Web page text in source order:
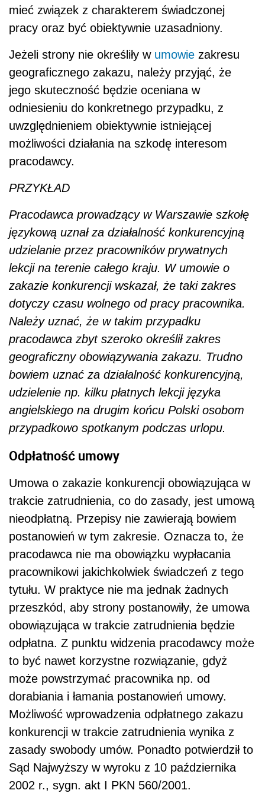
mieć związek z charakterem świadczonej
pracy oraz być obiektywnie uzasadniony.
Jeżeli strony nie określiły w umowie zakresu
geograficznego zakazu, należy przyjąć, że
jego skuteczność będzie oceniana w
odniesieniu do konkretnego przypadku, z
uwzględnieniem obiektywnie istniejącej
możliwości działania na szkodę interesom
pracodawcy.
PRZYKŁAD
Pracodawca prowadzący w Warszawie szkołę
językową uznał za działalność konkurencyjną
udzielanie przez pracowników prywatnych
lekcji na terenie całego kraju. W umowie o
zakazie konkurencji wskazał, że taki zakres
dotyczy czasu wolnego od pracy pracownika.
Należy uznać, że w takim przypadku
pracodawca zbyt szeroko określił zakres
geograficzny obowiązywania zakazu. Trudno
bowiem uznać za działalność konkurencyjną,
udzielenie np. kilku płatnych lekcji języka
angielskiego na drugim końcu Polski osobom
przypadkowo spotkanym podczas urlopu.
Odpłatność umowy
Umowa o zakazie konkurencji obowiązująca w
trakcie zatrudnienia, co do zasady, jest umową
nieodpłatną. Przepisy nie zawierają bowiem
postanowień w tym zakresie. Oznacza to, że
pracodawca nie ma obowiązku wypłacania
pracownikowi jakichkolwiek świadczeń z tego
tytułu. W praktyce nie ma jednak żadnych
przeszkód, aby strony postanowiły, że umowa
obowiązująca w trakcie zatrudnienia będzie
odpłatna. Z punktu widzenia pracodawcy może
to być nawet korzystne rozwiązanie, gdyż
może powstrzymać pracownika np. od
dorabiania i łamania postanowień umowy.
Możliwość wprowadzenia odpłatnego zakazu
konkurencji w trakcie zatrudnienia wynika z
zasady swobody umów. Ponadto potwierdził to
Sąd Najwyższy w wyroku z 10 października
2002 r., sygn. akt I PKN 560/2001.